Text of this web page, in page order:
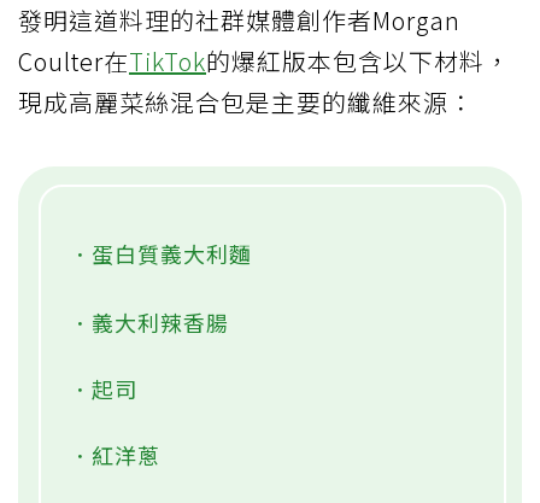
發明這道料理的社群媒體創作者Morgan
Coulter在TikTok的爆紅版本包含以下材料，
現成高麗菜絲混合包是主要的纖維來源：
．蛋白質義大利麵
．義大利辣香腸
．起司
．紅洋蔥